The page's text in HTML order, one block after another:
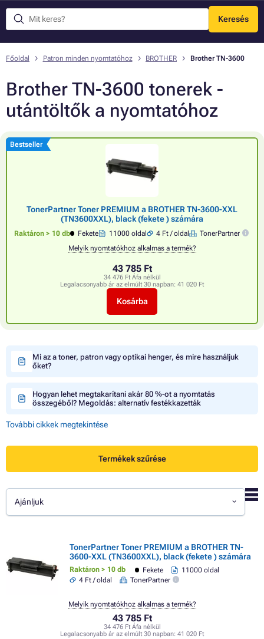
Keresés
Menü
Főoldal Patron minden nyomtatóhoz BROTHER Brother TN-3600
Brother TN-3600 tonerek -
utántöltők a nyomtatóhoz
Bestseller
TonerPartner Toner PREMIUM a BROTHER TN-3600-XXL
(TN3600XXL), black (fekete ) számára
Raktáron > 10 db Fekete 11000 oldal 4 Ft / oldal
TonerPartner
Melyik nyomtatókhoz alkalmas a termék?
43 785 Ft
34 476 Ft Áfa nélkül
Legalacsonyabb ár az elmúlt 30 napban: 41 020 Ft
Kosárba
Mi az a toner, patron vagy optikai henger, és mire használjuk
őket?
Hogyan lehet megtakarítani akár 80 %-ot a nyomtatás
összegéből? Megoldás: alternatív festékkazetták
További cikkek megtekintése
Termékek szűrése
Ajánljuk
TonerPartner Toner PREMIUM a BROTHER TN-
3600-XXL (TN3600XXL), black (fekete ) számára
Raktáron > 10 db Fekete
11000 oldal
4 Ft / oldal
TonerPartner
43 785 Ft
34 476 Ft Áfa nélkül
Legalacsonyabb ár az elmúlt 30 napban: 41 020 Ft
Melyik nyomtatókhoz alkalmas a termék?